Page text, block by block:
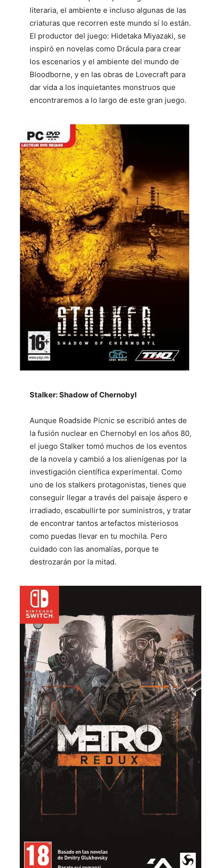
literaria, el ambiente e incluso algunas de las
criaturas que recorren este mundo sí lo están.
El productor del juego: Hidetaka Miyazaki, se
inspiró en novelas como Drácula para crear
los escenarios y el ambiente del mundo de
Bloodborne, y en las obras de Lovecraft para
dar vida a los inquietantes monstruos que
encontraremos a lo largo de este gran juego.
Stalker: Shadow of Chernobyl
Aunque Roadside Picnic se escribió antes de
la fusión nuclear en Chernobyl en los años 80,
el juego Stalker tomó muchos de los eventos
de la novela y cambió a los alienígenas por la
investigación científica experimental. Como
uno de los stalkers protagonistas, tienes que
conseguir llegar a través del paisaje áspero e
irradiado, escabullirte por suministros, y tratar
de encontrar tantos artefactos misteriosos
como puedas llevar en tu mochila. Pero
cuidado con las anomalías, porque te
destrozarán por la mitad.